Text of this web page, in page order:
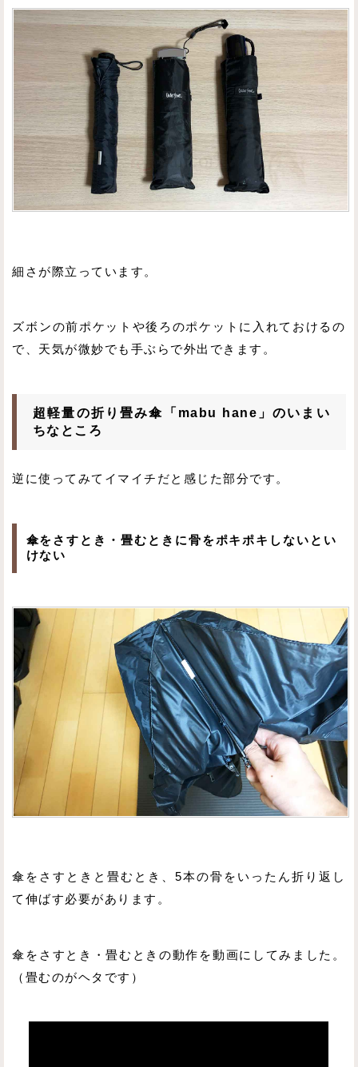
細さが際立っています。
ズボンの前ポケットや後ろのポケットに入れておけるの
で、天気が微妙でも手ぶらで外出できます。
超軽量の折り畳み傘「mabu hane」のいまい
ちなところ
逆に使ってみてイマイチだと感じた部分です。
傘をさすとき・畳むときに骨をポキポキしないとい
けない
傘をさすときと畳むとき、5本の骨をいったん折り返し
て伸ばす必要があります。
傘をさすとき・畳むときの動作を動画にしてみました。
（畳むのがヘタです）